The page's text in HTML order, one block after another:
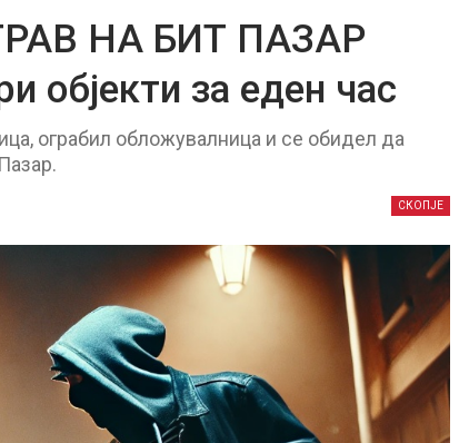
НА БИТ ПАЗАР
објекти за еден час
ограбил обложувалница и се обидел да
СКОПЈЕ